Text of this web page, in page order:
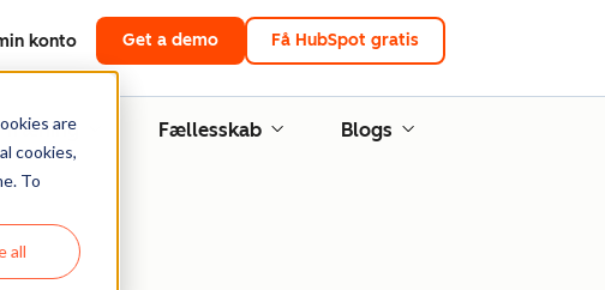
are
cookies,
To
all
konto Get a demo Få HubSpot gratis
Træning Fællesskab Blogs